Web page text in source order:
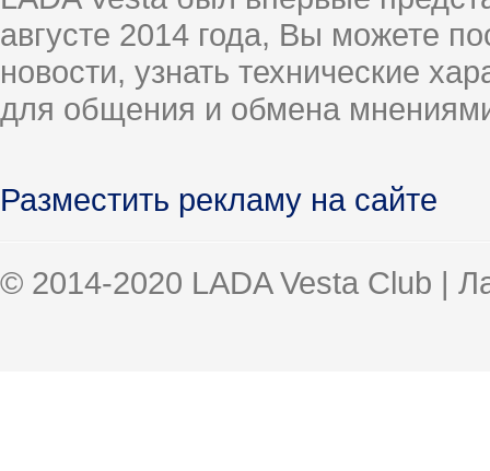
августе 2014 года, Вы можете
новости, узнать технические
для общения и обмена
Разместить рекламу на сайте
© 2014-2020 LADA Vesta Club |